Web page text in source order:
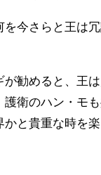
今さらと王は
勧めると、王
衛のハン・モ
と貴重な時を楽